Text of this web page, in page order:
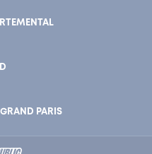
PARIS
Mon compte